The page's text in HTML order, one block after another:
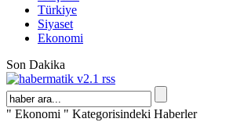
Türkiye
Siyaset
Ekonomi
Son Dakika
" Ekonomi " Kategorisindeki Haberler